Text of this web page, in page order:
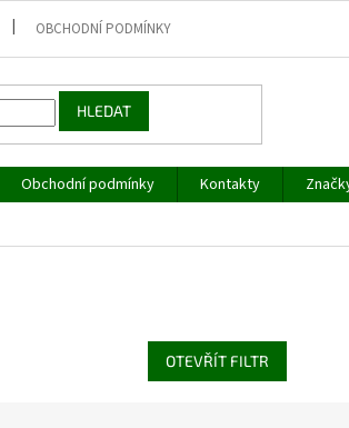
OBCHODNÍ PODMÍNKY
HLEDAT
Obchodní podmínky Kontakty
OTEVŘÍT FILTR